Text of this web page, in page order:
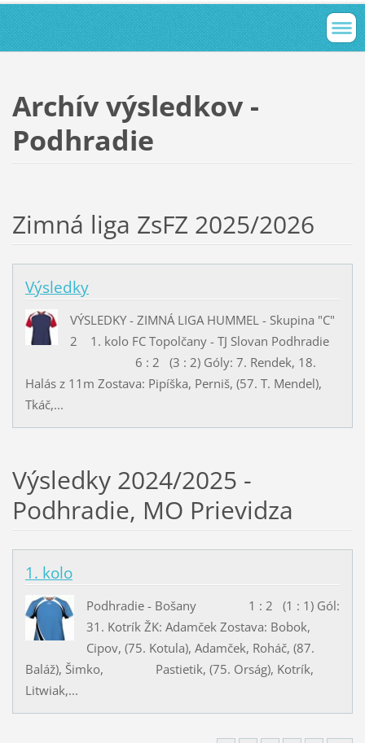
Archív výsledkov -
Podhradie
Zimná liga ZsFZ 2025/2026
Výsledky
VÝSLEDKY - ZIMNÁ LIGA HUMMEL - Skupina "C"
2 1. kolo FC Topolčany - TJ Slovan Podhradie
6 : 2 (3 : 2) Góly: 7. Rendek, 18.
Halás z 11m Zostava: Pipíška, Perniš, (57. T. Mendel),
Tkáč,...
Výsledky 2024/2025 -
Podhradie, MO Prievidza
1. kolo
Podhradie - Bošany 1 : 2 (1 : 1) Gól:
31. Kotrík ŽK: Adamček Zostava: Bobok,
Cipov, (75. Kotula), Adamček, Roháč, (87.
Baláž), Šimko, Pastietik, (75. Orság), Kotrík,
Litwiak,...